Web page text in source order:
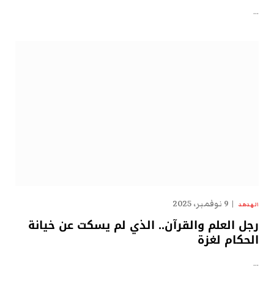
…
الهدهد 9 نوفمبر، 2025
رجل العلم والقرآن.. الذي لم يسكت عن خيانة
الحكام لغزة
…